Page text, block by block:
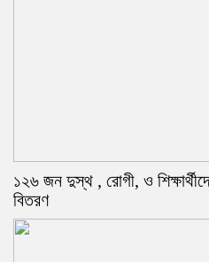
১২৬ জন দুস্থ , রোগী, ও
বিতরণ